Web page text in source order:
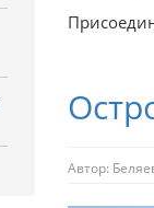
Автор: